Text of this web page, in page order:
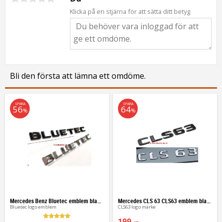
Klicka på en stjärna för att sätta ditt betyg
Bli den första att lämna ett omdöme.
Bluetec logo emblem
SPARA
56%
CLS63 logo märke
SPARA
64%